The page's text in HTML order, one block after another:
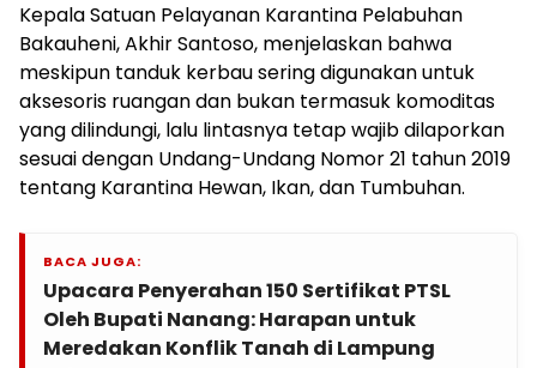
Kepala Satuan Pelayanan Karantina Pelabuhan
Bakauheni, Akhir Santoso, menjelaskan bahwa
meskipun tanduk kerbau sering digunakan untuk
aksesoris ruangan dan bukan termasuk komoditas
yang dilindungi, lalu lintasnya tetap wajib dilaporkan
sesuai dengan Undang-Undang Nomor 21 tahun 2019
tentang Karantina Hewan, Ikan, dan Tumbuhan.
BACA JUGA:
Upacara Penyerahan 150 Sertifikat PTSL
Oleh Bupati Nanang: Harapan untuk
Meredakan Konflik Tanah di Lampung